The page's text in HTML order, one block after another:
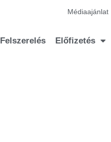
Médiaajánlat
Felszerelés Előfizetés